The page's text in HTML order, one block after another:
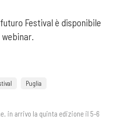
Festival è disponibile
Puglia
in arrivo la quinta edizione il 5-6